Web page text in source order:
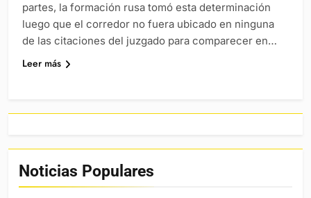
partes, la formación rusa tomó esta determinación
luego que el corredor no fuera ubicado en ninguna
de las citaciones del juzgado para comparecer en…
Leer más
Noticias Populares